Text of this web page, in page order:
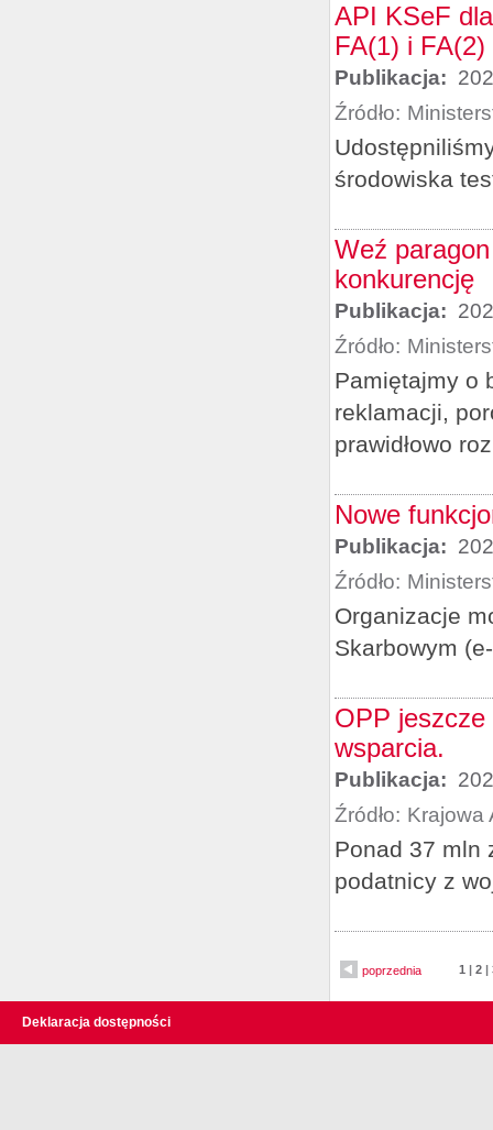
API KSeF
FA(1) i FA(2)
Publikacja:
Źródło:
środowiska
Weź
konkurencję
Publikacja:
Źródło:
Pamiętajmy o
reklamacji,
prawidłowo
Nowe
Publikacja:
Źródło:
Organizacje
Skarbowym
OPP jeszcze
wsparcia.
Publikacja:
Źródło: Krajowa
Ponad 37 mln
podatnicy z
poprzednia 1 | 2|
Deklaracja dostępności